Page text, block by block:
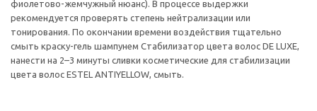
фиолетово-жемчужный нюанс). В процессе выдержки
рекомендуется проверять степень нейтрализации или
тонирования. По окончании времени воздействия тщательно
смыть краску-гель шампунем Стабилизатор цвета волос DE LUXE,
нанести на 2–3 минуты сливки косметические для стабилизации
цвета волос ESTEL ANTIYELLOW, смыть.